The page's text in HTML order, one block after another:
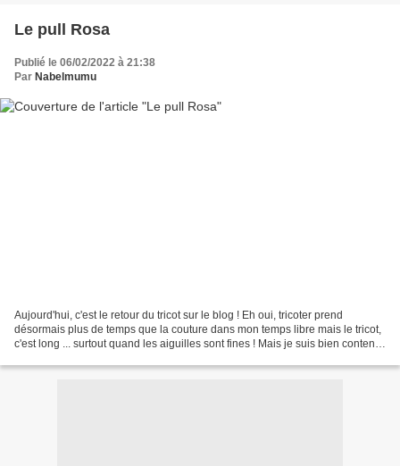
Le pull Rosa
Publié le 06/02/2022 à 21:38
Par Nabelmumu
Aujourd'hui, c'est le retour du tricot sur le blog ! Eh oui, tricoter prend
désormais plus de temps que la couture dans mon temps libre mais le tricot,
c'est long ... surtout quand les aiguilles sont fines ! Mais je suis bien contente